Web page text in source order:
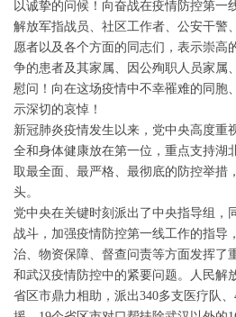
以诚挚的问候！向奋战在疫情防控第一
解放军指战员、社区工作者、公安干警
愿者以及各个方面的同志们，表示崇高
争的患者及其家属、因公殉职人员家属
慰问！向在这场疫情中不幸罹难的同胞
示深切的哀悼！
新冠肺炎疫情发生以来，党中央高度重
全和身体健康放在第一位，重点支持湖
取最全面、最严格、最彻底的防控举措
头。
党中央在关键时刻派出了中央指导组，
战斗，加强疫情防控第一线工作的指导
治、物资保障、督查问责等方面发挥了
和武汉疫情防控中的紧要问题。人民解
省区市鼎力相助，派出340多支医疗队